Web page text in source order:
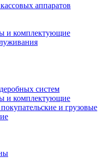
аппаратов
и комплектующие
систем
и комплектующие
и грузовые